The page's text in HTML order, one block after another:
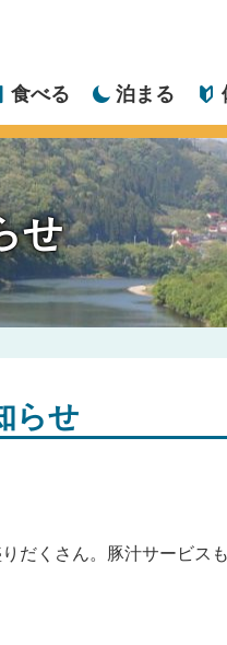
食べる 泊まる
せ
らせ
だくさん。豚汁サービスも